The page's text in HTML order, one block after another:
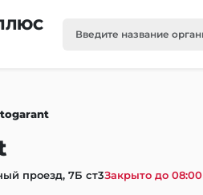
проезд, 7Б ст3Закрыто до 08:00